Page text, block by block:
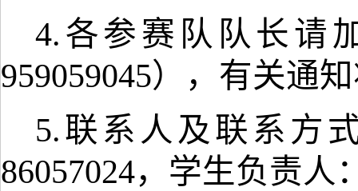
4.各参赛队队长请
959059045），有关通
5.联系人及联系方
86057024， 学生负责人